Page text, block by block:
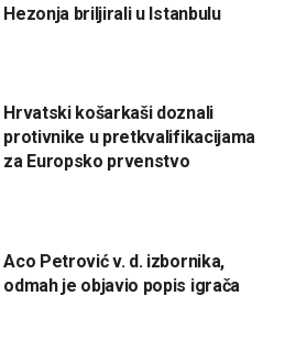
Hezonja briljirali u Istanbulu
Hrvatski košarkaši doznali
protivnike u pretkvalifikacijama
za Europsko prvenstvo
Aco Petrović v. d. izbornika,
odmah je objavio popis igrača